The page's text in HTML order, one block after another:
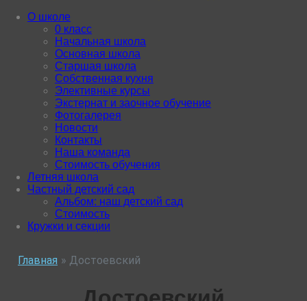
О школе
0 класс
Начальная школа
Основная школа
Старшая школа
Собственная кухня
Элективные курсы
Экстернат и заочное обучение
Фотогалерея
Новости
Контакты
Наша команда
Стоимость обучения
Летняя школа
Частный детский сад
Альбом: наш детский сад
Стоимость
Кружки и секции
Главная » Достоевский